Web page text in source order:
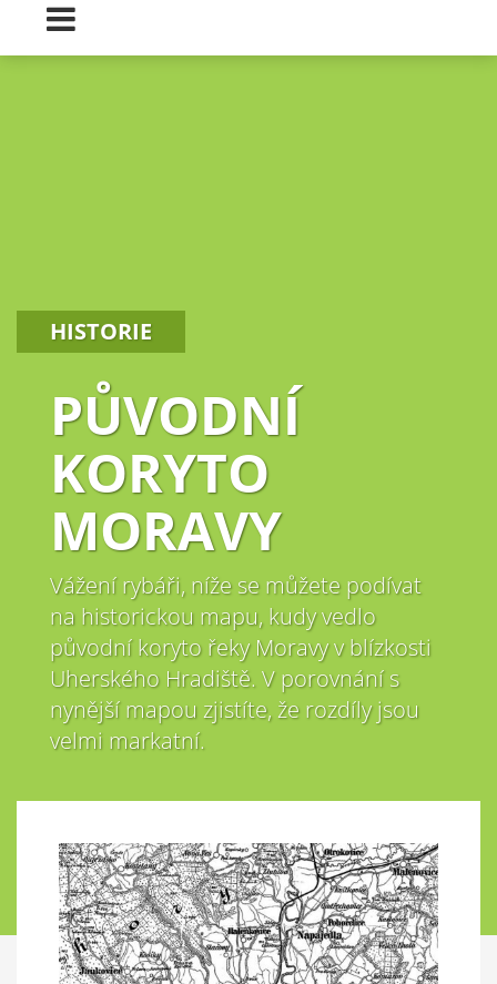
HISTORIE
PŮVODNÍ
KORYTO
MORAVY
Vážení rybáři, níže se můžete podívat
na historickou mapu, kudy vedlo
původní koryto řeky Moravy v blízkosti
Uherského Hradiště. V porovnání s
nynější mapou zjistíte, že rozdíly jsou
velmi markatní.